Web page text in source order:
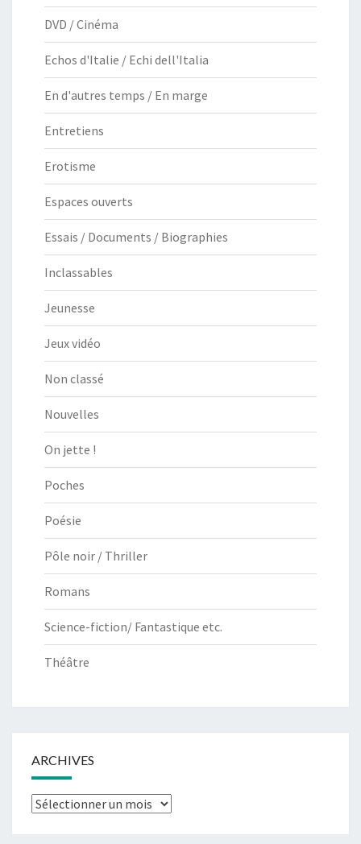
DVD / Cinéma
Echos d'Italie / Echi dell'Italia
En d'autres temps / En marge
Entretiens
Erotisme
Espaces ouverts
Essais / Documents / Biographies
Inclassables
Jeunesse
Jeux vidéo
Non classé
Nouvelles
On jette !
Poches
Poésie
Pôle noir / Thriller
Romans
Science-fiction/ Fantastique etc.
Théâtre
ARCHIVES
Archives